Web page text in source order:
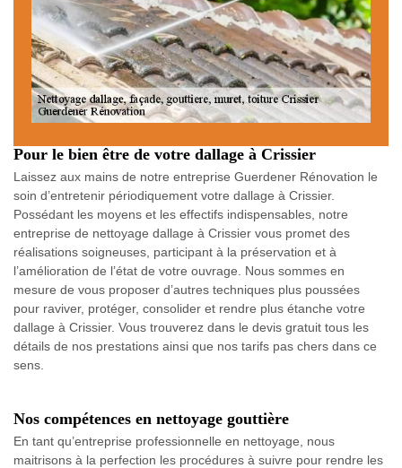
Pour le bien être de votre dallage à Crissier
Laissez aux mains de notre entreprise Guerdener Rénovation le
soin d’entretenir périodiquement votre dallage à Crissier.
Possédant les moyens et les effectifs indispensables, notre
entreprise de nettoyage dallage à Crissier vous promet des
réalisations soigneuses, participant à la préservation et à
l’amélioration de l’état de votre ouvrage. Nous sommes en
mesure de vous proposer d’autres techniques plus poussées
pour raviver, protéger, consolider et rendre plus étanche votre
dallage à Crissier. Vous trouverez dans le devis gratuit tous les
détails de nos prestations ainsi que nos tarifs pas chers dans ce
sens.
Nos compétences en nettoyage gouttière
En tant qu’entreprise professionnelle en nettoyage, nous
maitrisons à la perfection les procédures à suivre pour rendre les